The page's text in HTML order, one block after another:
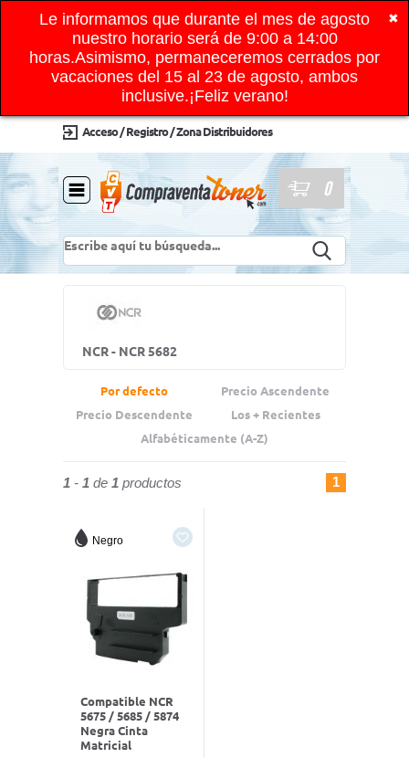
✖
Le informamos que durante el mes de agosto
nuestro horario será de 9:00 a 14:00
horas.Asimismo, permaneceremos cerrados por
vacaciones del 15 al 23 de agosto, ambos
inclusive.¡Feliz verano!
Acceso / Registro / Zona Distribuidores
0
NCR - NCR 5682
Por defecto
Precio Ascendente
Precio Descendente
Los + Recientes
Alfabéticamente (A-Z)
1 - 1 de 1 productos 1
Negro
Compatible NCR
5675 / 5685 / 5874
Negra Cinta
Matricial